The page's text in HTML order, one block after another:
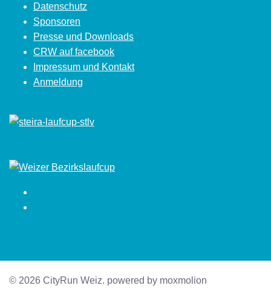
Datenschutz
Sponsoren
Presse und Downloads
CRW auf facebook
Impressum und Kontakt
Anmeldung
© 2026 CityRun Weiz. powered by moxmolion